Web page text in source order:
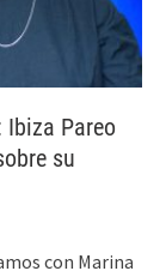
Ibiza Pareo
su
con Marina